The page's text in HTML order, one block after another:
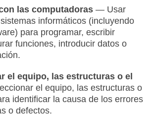
las computadoras— Usar
informáticos (incluyendo
para programar, escribir
funciones, introducir datos o
el equipo, las estructuras o el
el equipo, las estructuras o
identificar la causa de los errores
o defectos.